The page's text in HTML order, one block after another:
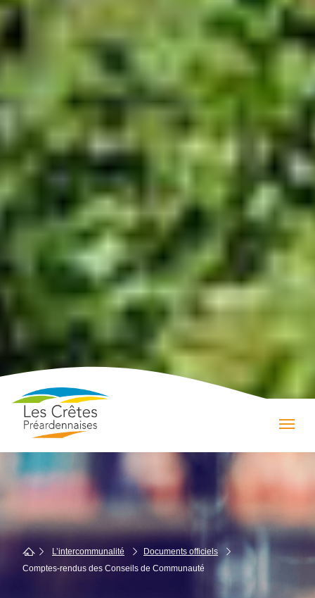
L’intercommunalité
Documents officiels
Comptes-rendus des Conseils de Commu­nauté